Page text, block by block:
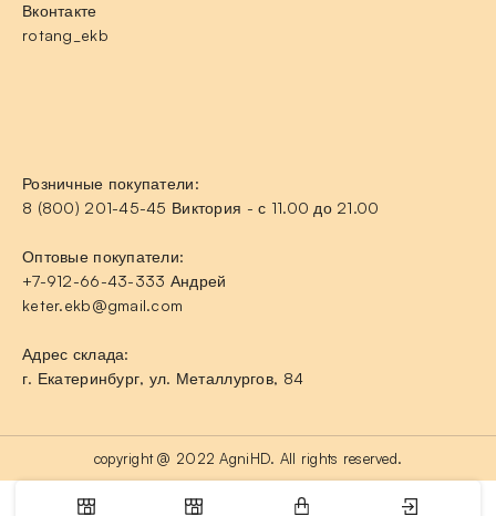
Вконтакте
rotang_ekb
Розничные покупатели:
8 (800) 201-45-45 Виктория - с 11.00 до 21.00
Оптовые покупатели:
+7-912-66-43-333 Андрей
keter.ekb@gmail.com
Адрес склада:
г. Екатеринбург, ул. Металлургов, 84
copyright @ 2022 AgniHD. All rights reserved.